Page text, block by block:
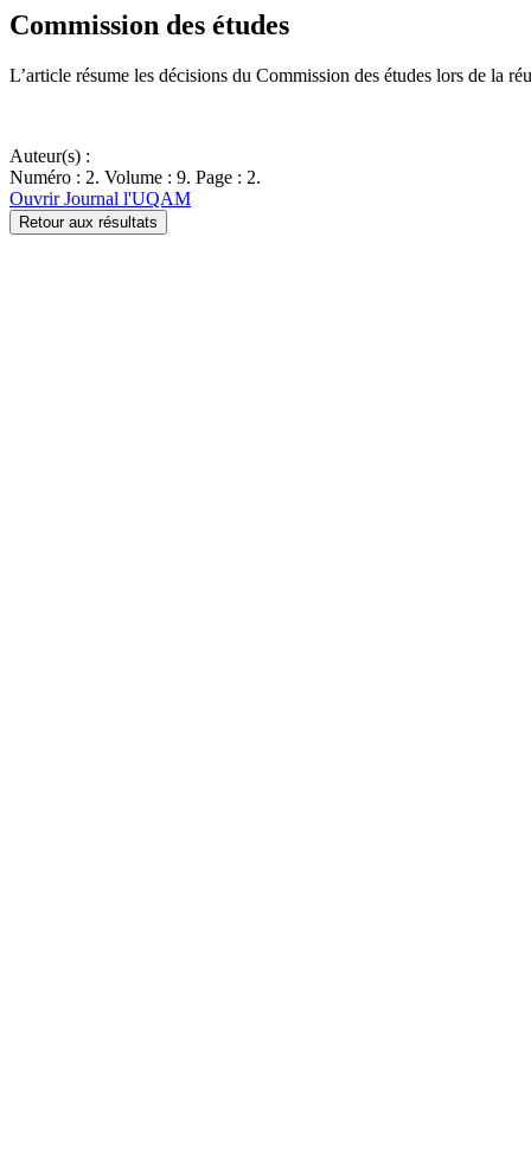
Commission des études
L’article résume les décisions du Commission des études lors de la
Auteur(s) :
Numéro : 2. Volume : 9. Page : 2.
Ouvrir Journal l'UQAM
Retour aux résultats